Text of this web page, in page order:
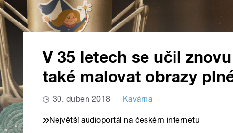
V 35 letech se učil
také malovat obrazy
30. duben 2018 Kavárna
Největší audioportál na českém internetu